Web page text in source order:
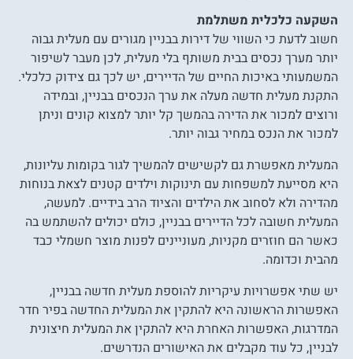
השקעה כלכלית משתלמת
חשוב לדעת כי השווי של דירות בבניין מגורים עם מעלית גבוה
יותר מערך נכסים בבית משותף בלי מעלית, לכן מעבר לשיפור
המשמעותי באיכות החיים של הדיירים, יש לכך גם צידוק כלכלי.
התקנת מעלית חדשה מעלה את ערך הנכסים בבניין, ובמידה
ורוצים למכור את הדירה בהמשך קל יותר למצוא קונים וניתן
למכור את הנכס במחיר גבוה יותר.
המעלית מאפשרת גם לקשישים להמשיך לגור בקומות עליונות,
היא מסייעת למשפחות עם תינוקות וילדים קטנים לצאת בנוחות
מהדירה ולא לסחוב את הילדים והציוד הרב בידיים. למעשה,
המעלית חשובה לכל הדיירים בבניין, כולם יכולים להשתמש בה
כאשר הם חוזרים מקניות, מעוניינים לפנות מוצר חשמלי כבד
מהבית וכדומה.
יש שתי אפשרויות עיקריות להוספת מעלית חדשה בבניין,
האפשרות הראשונה היא להתקין את המעלית החדשה בפיר חדר
המדרגות, האפשרות האחרת היא להתקין את המעלית חיצונית
לבניין, כל עוד מקבלים את האישורים הנדרשים.